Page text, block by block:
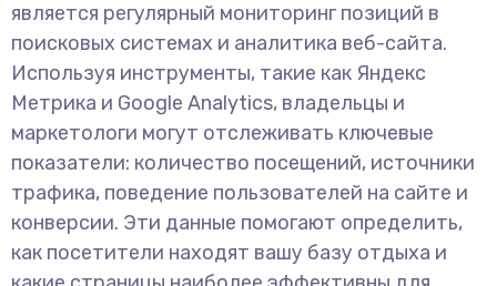
является регулярный мониторинг позиций в
поисковых системах и аналитика веб-сайта.
Используя инструменты, такие как Яндекс
Метрика и Google Analytics, владельцы и
маркетологи могут отслеживать ключевые
показатели: количество посещений, источники
трафика, поведение пользователей на сайте и
конверсии. Эти данные помогают определить,
как посетители находят вашу базу отдыха и